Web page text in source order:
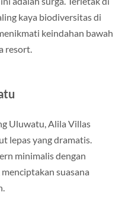
kaya biodiversitas di
keindahan bawah
resort.
Uluwatu, Alila Villas
lepas yang dramatis.
minimalis dengan
suasana